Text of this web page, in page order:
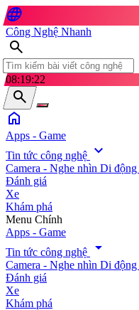
language
Công Nghệ Nhanh
search
08:19:24
search
home
Apps - Game
Tin tức công nghệ expand_more
Camera - Nghe nhìn Di động
Đánh giá
Xe
Khám phá
search
Menu Chính
Apps - Game
Tin tức công nghệ
arrow_drop_down
Camera - Nghe nhìn Di động
Đánh giá
Xe
Khám phá